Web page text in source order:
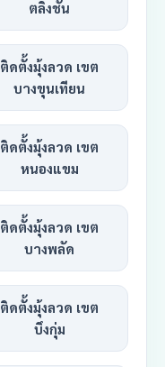
ตลิ่งชัน
ติดตั้งมุ้งลวด เขต
บางขุนเทียน
ติดตั้งมุ้งลวด เขต
หนองแขม
ติดตั้งมุ้งลวด เขต
บางพลัด
ติดตั้งมุ้งลวด เขต
บึงกุ่ม